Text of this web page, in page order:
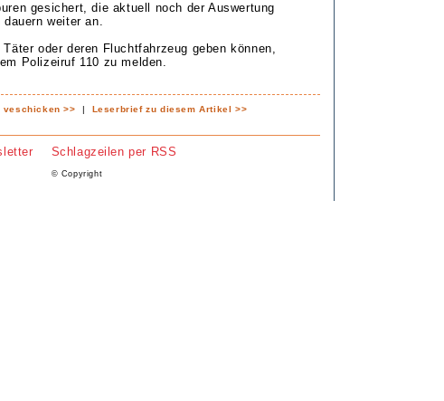
gesichert, die aktuell noch der Auswertung
weiter an.
oder deren Fluchtfahrzeug geben können,
Polizeiruf 110 zu melden.
veschicken >> | Leserbrief zu diesem Artikel >>
Schlagzeilen per RSS
© Copyright